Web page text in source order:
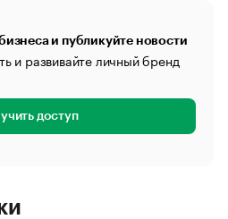
и публикуйте новости
и развивайте личный бренд
доступ